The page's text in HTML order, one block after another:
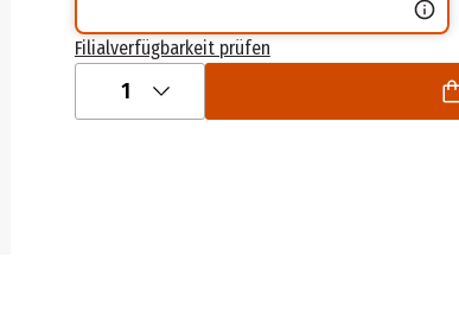
Filialverfügbarkeit prüfen
1